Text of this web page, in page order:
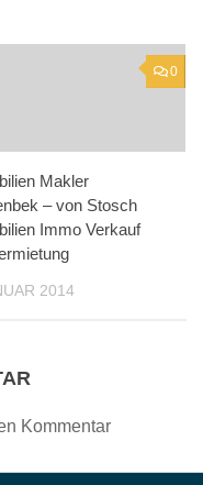
0
Makler
– von Stosch
Immo Verkauf
2014
Kommentar